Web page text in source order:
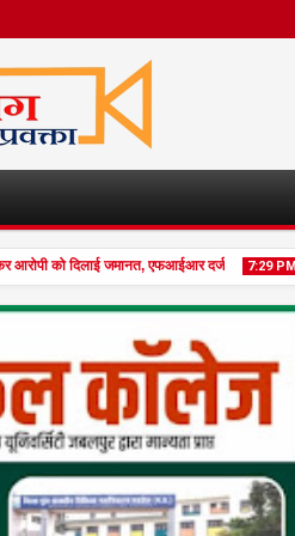
दिलाई जमानत, एफआईआर दर्ज 7:29 PM
06 Aug